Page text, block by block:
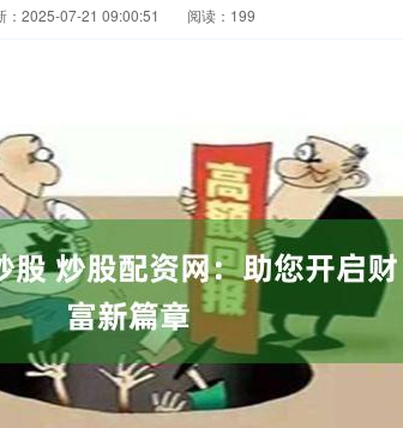
：2025-07-21 09:00:51 阅读：199